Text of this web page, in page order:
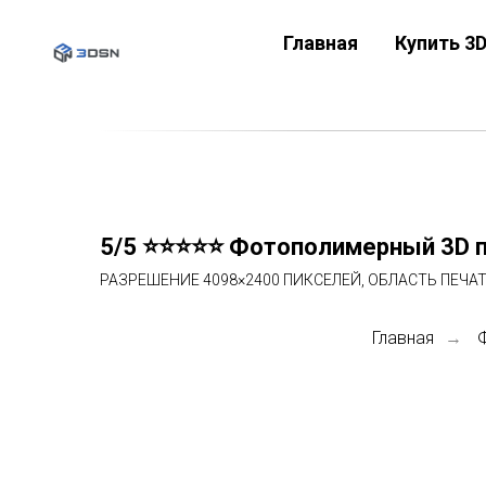
Главная Купить
5/5 ⭐⭐⭐⭐⭐ Фотополимерный
РАЗРЕШЕНИЕ 4098×2400 ПИКСЕЛЕЙ, ОБЛАСТЬ
Главная →